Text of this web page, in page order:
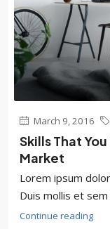
March 9, 2016
Skills That
Market
Lorem ipsum
Duis mollis et sem
Continue reading